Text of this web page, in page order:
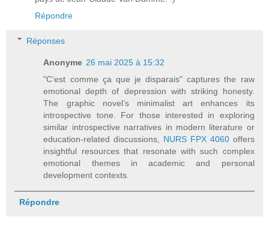
Répondre
Réponses
Anonyme 26 mai 2025 à 15:32
"C’est comme ça que je disparais" captures the raw
emotional depth of depression with striking honesty.
The graphic novel’s minimalist art enhances its
introspective tone. For those interested in exploring
similar introspective narratives in modern literature or
education-related discussions, NURS FPX 4060 offers
insightful resources that resonate with such complex
emotional themes in academic and personal
development contexts.
Répondre